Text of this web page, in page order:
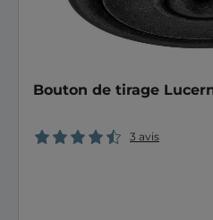
Bouton de tirage
3 avis